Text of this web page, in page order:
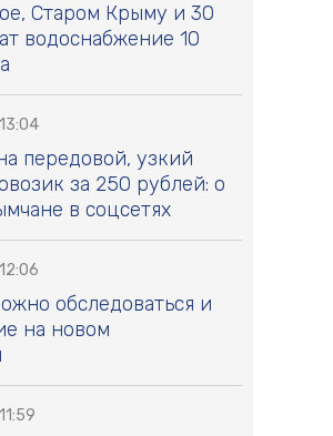
Старом Крыму и 30
водоснабжение 10
передовой, узкий
за 250 рублей: о
в соцсетях
обследоваться и
на новом